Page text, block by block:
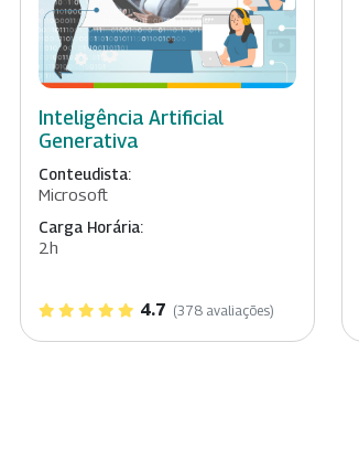
Inteligência Artificial
Generativa
Conteudista:
Microsoft
Carga Horária:
2h
4.7 (378 avaliações)